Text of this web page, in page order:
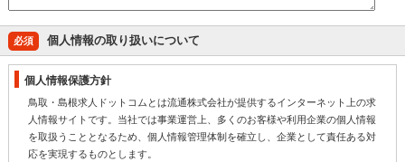
必須 個人情報の取り扱いについて
個人情報保護方針
鳥取・島根求人ドットコムとは流通株式会社が提供するインターネット上の求
人情報サイトです。当社では事業運営上、多くのお客様や利用企業の個人情報
を取扱うこととなるため、個人情報管理体制を確立し、企業として責任ある対
応を実現するものとします。